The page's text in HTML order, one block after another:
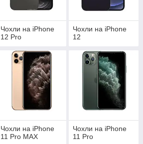
Чохли на iPhone
12 Pro
Чохли на iPhone
12
Чохли на iPhone
11 Pro MAX
Чохли на iPhone
11 Pro